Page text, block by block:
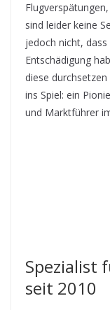
sind leider keine
jedoch nicht,
Entschädigung
diese
ins Spiel: ein
und Marktführer
Spezialist
seit 2010